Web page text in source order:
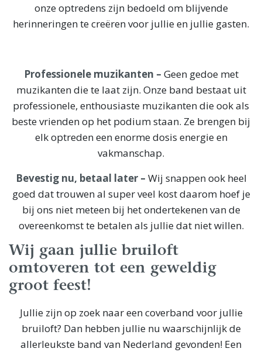
onze optredens zijn bedoeld om blijvende
herinneringen te creëren voor jullie en jullie gasten.
Professionele muzikanten – Geen gedoe met
muzikanten die te laat zijn. Onze band bestaat uit
professionele, enthousiaste muzikanten die ook als
beste vrienden op het podium staan. Ze brengen bij
elk optreden een enorme dosis energie en
vakmanschap.
Bevestig nu, betaal later – Wij snappen ook heel
goed dat trouwen al super veel kost daarom hoef je
bij ons niet meteen bij het ondertekenen van de
overeenkomst te betalen als jullie dat niet willen.
Wij gaan jullie bruiloft
omtoveren tot een geweldig
groot feest!
Jullie zijn op zoek naar een coverband voor jullie
bruiloft? Dan hebben jullie nu waarschijnlijk de
allerleukste band van Nederland gevonden! Een